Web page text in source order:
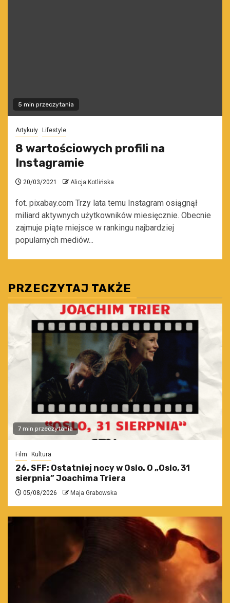
5 min przeczytania
Artykuły Lifestyle
8 wartościowych profili na
Instagramie
20/03/2021 Alicja Kotlińska
fot. pixabay.com Trzy lata temu Instagram osiągnął
miliard aktywnych użytkowników miesięcznie. Obecnie
zajmuje piąte miejsce w rankingu najbardziej
popularnych mediów...
PRZECZYTAJ TAKŻE
7 min przeczytania
Film Kultura
26. SFF: Ostatniej nocy w Oslo. O „Oslo, 31
sierpnia” Joachima Triera
05/08/2026 Maja Grabowska